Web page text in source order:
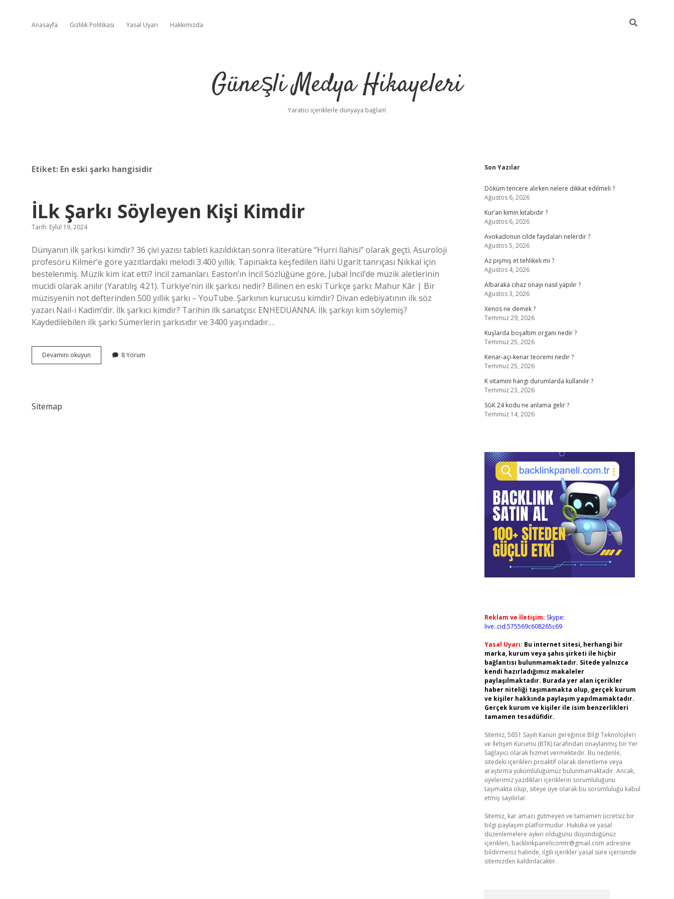
Anasayfa Gizlilik Politikası Yasal Uyarı Hakkımızda
Güneşli Medya Hikayeleri
Yaratıcı içeriklerle dünyaya bağlan!
Etiket: En eski şarkı hangisidir
İLk Şarkı Söyleyen Kişi Kimdir
Tarih: Eylül 19, 2024
Dünyanın ilk şarkısı kimdir? 36 çivi yazısı tableti kazıldıktan sonra literatüre “Hurri İlahisi” olarak geçti. Asuroloji
profesörü Kilmer’e göre yazıtlardaki melodi 3.400 yıllık. Tapınakta keşfedilen ilahi Ugarit tanrıçası Nikkal için
bestelenmiş. Müzik kim icat etti? İncil zamanları. Easton’ın İncil Sözlüğüne göre, Jubal İncil’de müzik aletlerinin
mucidi olarak anılır (Yaratılış 4:21). Türkiye’nin ilk şarkısı nedir? Bilinen en eski Türkçe şarkı: Mahur Kâr | Bir
müzisyenin not defterinden 500 yıllık şarkı – YouTube. Şarkının kurucusu kimdir? Divan edebiyatının ilk söz
yazarı Nail-i Kadim’dir. İlk şarkıcı kimdir? Tarihin ilk sanatçısı: ENHEDUANNA. İlk şarkıyı kim söylemiş?
Kaydedilebilen ilk şarkı Sümerlerin şarkısıdır ve 3400 yaşındadır.…
Devamını okuyun
Şarkı
8 Yorum
Sitemap
Sidebar
Son Yazılar
Döküm tencere alırken nelere dikkat edilmeli ?
Ağustos 6, 2026
Kur’an kimin kitabıdır ?
Ağustos 6, 2026
Avokadonun cilde faydaları nelerdir ?
Ağustos 5, 2026
Az pişmiş et tehlikeli mi ?
Ağustos 4, 2026
Albaraka cihaz onayı nasıl yapılır ?
Ağustos 3, 2026
Xenos ne demek ?
Temmuz 29, 2026
Kuşlarda boşaltım organı nedir ?
Temmuz 25, 2026
Kenar-açı-kenar teoremi nedir ?
Temmuz 25, 2026
K vitamini hangi durumlarda kullanılır ?
Temmuz 23, 2026
SGK 24 kodu ne anlama gelir ?
Temmuz 14, 2026
Reklam ve İletişim: Skype:
live:.cid.575569c608265c69
Yasal Uyarı: Bu internet sitesi, herhangi bir
marka, kurum veya şahıs şirketi ile hiçbir
bağlantısı bulunmamaktadır. Sitede yalnızca
kendi hazırladığımız makaleler
paylaşılmaktadır. Burada yer alan içerikler
haber niteliği taşımamakta olup, gerçek kurum
ve kişiler hakkında paylaşım yapılmamaktadır.
Gerçek kurum ve kişiler ile isim benzerlikleri
tamamen tesadüfidir.
Sitemiz, 5651 Sayılı Kanun gereğince Bilgi Teknolojileri
ve İletişim Kurumu (BTK) tarafından onaylanmış bir Yer
Sağlayıcı olarak hizmet vermektedir. Bu nedenle,
sitedeki içerikleri proaktif olarak denetleme veya
araştırma yükümlülüğümüz bulunmamaktadır. Ancak,
üyelerimiz yazdıkları içeriklerin sorumluluğunu
taşımakta olup, siteye üye olarak bu sorumluluğu kabul
etmiş sayılırlar.
Sitemiz, kar amacı gütmeyen ve tamamen ücretsiz bir
bilgi paylaşım platformudur. Hukuka ve yasal
düzenlemelere aykırı olduğunu düşündüğünüz
içerikleri, backlinkpanelicomtr@gmail.com adresine
bildirmeniz halinde, ilgili içerikler yasal süre içerisinde
sitemizden kaldırılacaktır.